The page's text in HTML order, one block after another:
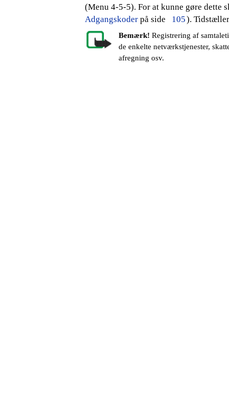
(Menu 4-5-5). For at kunne gøre dette
Adgangskoder på side 105).
Bemærk! Registrering af
de enkelte netværkstjenester,
afregning osv.